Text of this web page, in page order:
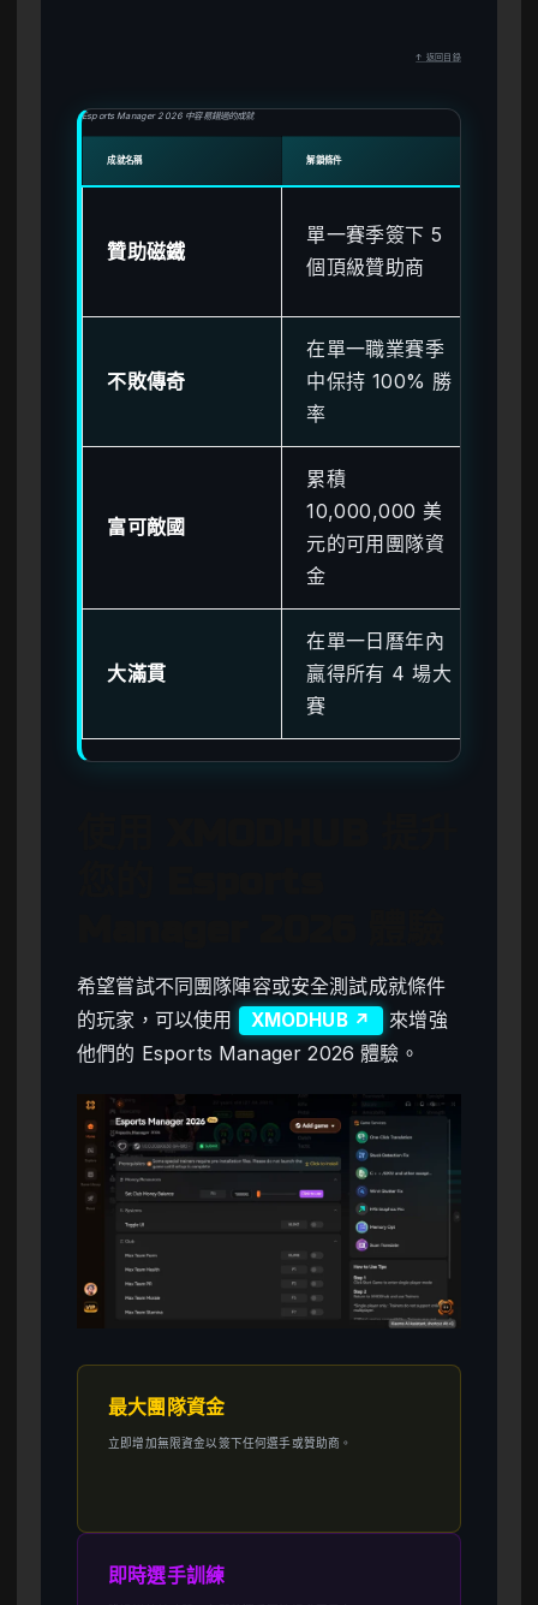
↑ 返回目錄
Esports Manager 2026 中容易錯過的成就
成就名稱 解鎖條件
贊助磁鐵
單一賽季簽下 5
個頂級贊助商
不敗傳奇
在單一職業賽季
中保持 100% 勝
率
富可敵國
累積
10,000,000 美
元的可用團隊資
金
大滿貫
在單一日曆年內
贏得所有 4 場大
賽
希望嘗試不同團隊陣容或安全測試成就條件
的玩家，可以使用
XMODHUB ↗
來增強
他們的 Esports Manager 2026 體驗。
最大團隊資金
立即增加無限資金以簽下任何選手或贊助商。
即時選手訓練